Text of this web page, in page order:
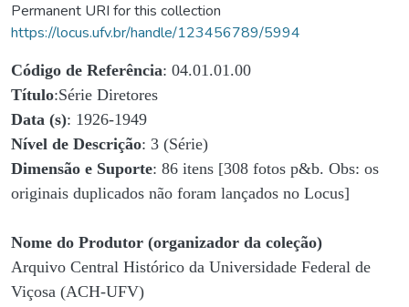
Permanent URI for this collection
https://locus.ufv.br/handle/123456789/5994
Código de Referência: 04.01.01.00
Título:Série Diretores
Data (s): 1926-1949
Nível de Descrição: 3 (Série)
Dimensão e Suporte: 86 itens [308 fotos p&b. Obs: os
originais duplicados não foram lançados no Locus]
Nome do Produtor (organizador da coleção)
Arquivo Central Histórico da Universidade Federal de
Viçosa (ACH-UFV)